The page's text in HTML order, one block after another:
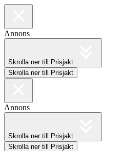
Annons
Skrolla ner till Prisjakt
Skrolla ner till Prisjakt
Annons
Skrolla ner till Prisjakt
Skrolla ner till Prisjakt